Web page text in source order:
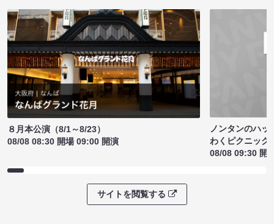
８月本公演（8/1～8/23）
08/08 08:30 開場 09:00 開演
ノンタンのハッ
わくピクニック
08/08 09:30 開
サイトを閲覧する